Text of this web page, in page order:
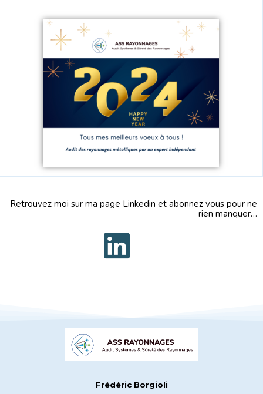
Retrouvez moi sur ma page Linkedin et abonnez vous pour ne
rien manquer…
Frédéric Borgioli